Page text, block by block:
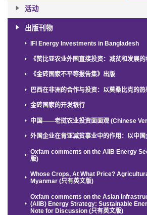
活动
出版刊物
IFI Energy Investments in Bangladesh
《赞比亚农业外国直接投资：减贫和发展
《金砖国家不平等报告集》出版
巴西在非洲的合作与投资：以莫桑比克的
金砖国家的开发银行
中国——老挝农业投资面面观 (Chinese
外国企业在肯亚减贫事业中的作用：以中国
Oxfam comments on the AIIB Energy
版)
Whose Crops, At What Price?
Myanmar (只有英文版)
Oxfam comments on the Asian
(AIIB) Energy Strategy: Sustainable
Note for Discussion (只有英文版)